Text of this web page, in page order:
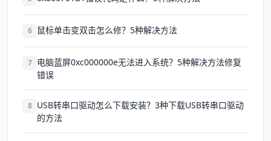
6 鼠标单击变双击怎么修？5种解决方法
7 电脑蓝屏0xc000000e无法进入系统？5种解决方法修复
错误
8 USB转串口驱动怎么下载安装？3种下载USB转串口驱动
的方法